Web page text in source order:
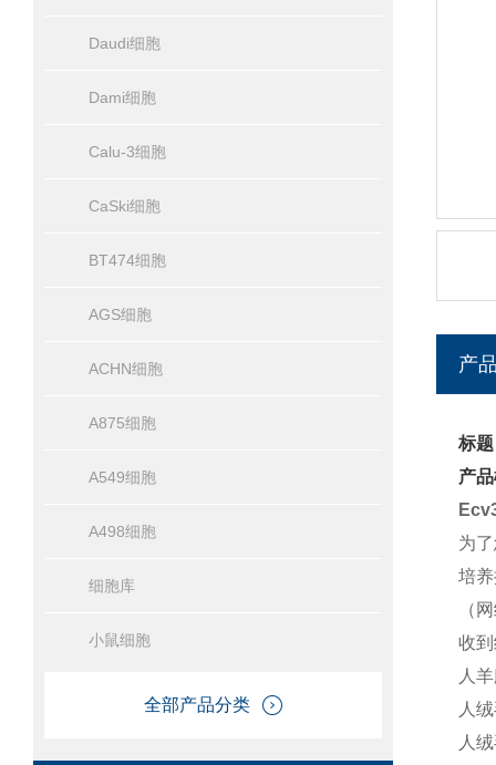
Daudi细胞
Dami细胞
Calu-3细胞
CaSki细胞
BT474细胞
AGS细胞
ACHN细胞
A875细胞
A549细胞
A498细胞
细胞库
小鼠细胞
全部产品分类
产
标
产
为
培
（
收
人
人
人